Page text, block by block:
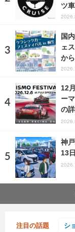
ツ車
国
ェ
か
12
ー
の
神
13
注目の話題 シ